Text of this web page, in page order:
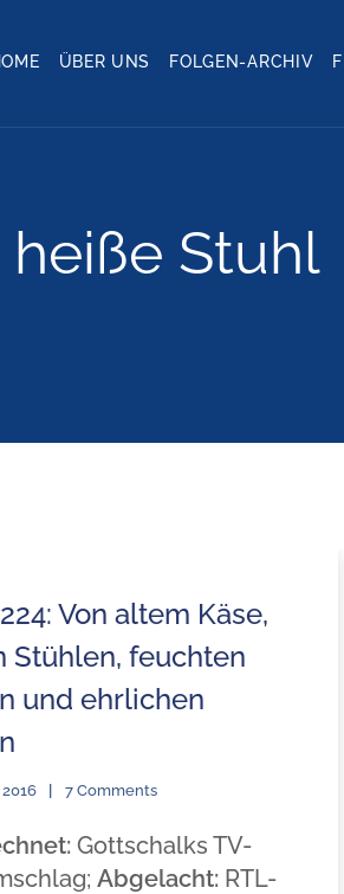
ÜBER UNS FOLGEN-ARCHIV
heiße Stuhl
Von altem Käse,
Stühlen, feuchten
und ehrlichen
7 Comments
Gottschalks TV-
Abgelacht: RTL-